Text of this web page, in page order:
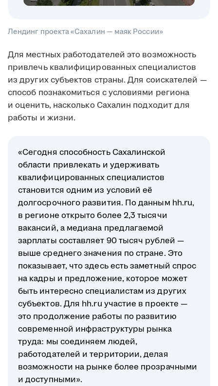
Лендинг проекта «Сахалин — маяк России»
Для местных работодателей это возможность
привлечь квалифицированных специалистов
из других субъектов страны. Для соискателей —
способ познакомиться с условиями региона
и оценить, насколько Сахалин подходит для
работы и жизни.
«Сегодня способность Сахалинской
области привлекать и удерживать
квалифицированных специалистов
становится одним из условий её
долгосрочного развития. По данным hh.ru,
в регионе открыто более 2,3 тысячи
вакансий, а медиана предлагаемой
зарплаты составляет 90 тысяч рублей —
выше среднего значения по стране. Это
показывает, что здесь есть заметный спрос
на кадры и предложение, которое может
быть интересно специалистам из других
субъектов. Для hh.ru участие в проекте —
это продолжение работы по развитию
современной инфраструктуры рынка
труда: мы соединяем людей,
работодателей и территории, делая
возможности на рынке более прозрачными
и доступными».